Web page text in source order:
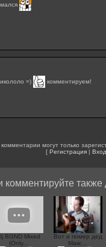
=) комментируем!
могут только
[ Регистрация | Вход
комментируйте также
Bl3ND Mixed
(Only...
Вот и помер дед
Макс...